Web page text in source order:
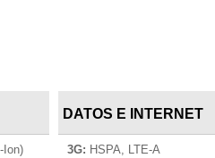
Ion)
DATOS E INTERNET
3G: HSPA, LTE-A